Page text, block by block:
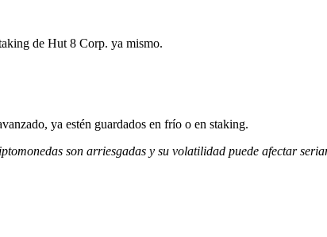
de Hut 8 Corp. ya mismo.
ya estén guardados en frío o en staking.
son arriesgadas y su volatilidad puede afectar